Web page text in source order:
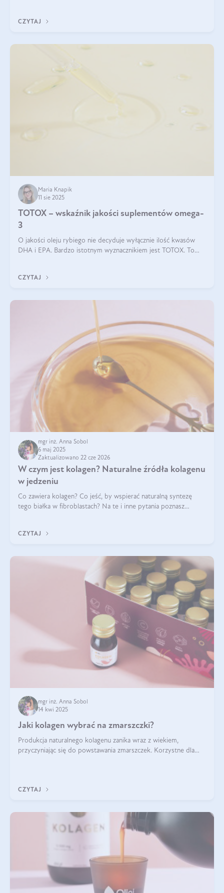
CZYTAJ
Maria Knapik
11 sie 2025
TOTOX – wskaźnik jakości suplementów omega-
3
O jakości oleju rybiego nie decyduje wyłącznie ilość kwasów
DHA i EPA. Bardzo istotnym wyznacznikiem jest TOTOX. To
CZYTAJ
mgr inż. Anna Sobol
6 maj 2025
Zaktualizowano 22 cze 2026
W czym jest kolagen? Naturalne źródła kolagenu
w jedzeniu
Co zawiera kolagen? Co jeść, by wspierać naturalną syntezę
tego białka w fibroblastach? Na te i inne pytania poznasz
CZYTAJ
mgr inż. Anna Sobol
14 kwi 2025
Jaki kolagen wybrać na zmarszczki?
Produkcja naturalnego kolagenu zanika wraz z wiekiem,
przyczyniając się do powstawania zmarszczek. Korzystne dla
CZYTAJ